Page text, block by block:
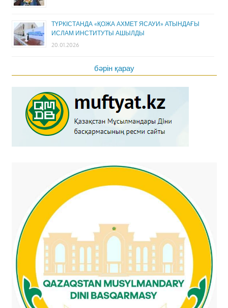
ТҮРКІСТАНДА «ҚОЖА АХМЕТ ЯСАУИ» АТЫНДАҒЫ
ИСЛАМ ИНСТИТУТЫ АШЫЛДЫ
20.01.2026
бәрін қарау